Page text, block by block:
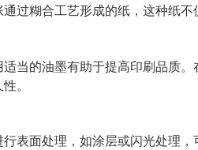
过糊合工艺形成的纸，这种纸
当的油墨有助于提高印刷品质
。
表面处理，如涂层或闪光处理